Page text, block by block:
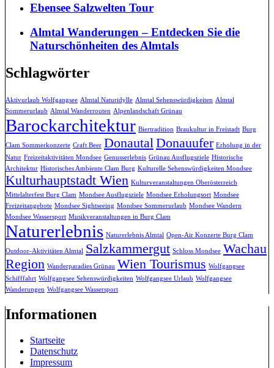
Ebensee Salzwelten Tour
Almtal Wanderungen – Entdecken Sie die
Naturschönheiten des Almtals
Schlagwörter
Aktivurlaub Wolfgangsee Almtal Naturidylle Almtal Sehenswürdigkeiten Almtal
Sommerurlaub Almtal Wanderrouten Alpenlandschaft Grünau
Barockarchitektur Biertradition Braukultur in Freistadt Burg
Clam Sommerkonzerte Craft Beer DonautalDonauufer Erholung in der
Natur Freizeitaktivitäten Mondsee Genusserlebnis Grünau Ausflugsziele Historische
Architektur Historisches Ambiente Clam Burg Kulturelle Sehenswürdigkeiten Mondsee
Kulturhauptstadt Wien Kulturveranstaltungen Oberösterreich
Mittelalterfest Burg Clam Mondsee Ausflugsziele Mondsee Erholungsort Mondsee
Freizeitangebote Mondsee Sightseeing Mondsee Sommerurlaub Mondsee Wandern
Mondsee Wassersport Musikveranstaltungen in Burg Clam
Naturerlebnis Naturerlebnis Almtal Open-Air Konzerte Burg Clam
Outdoor-Aktivitäten Almtal Salzkammergut Schloss Mondsee Wachau
Region Wanderparadies Grünau Wien Tourismus Wolfgangsee
Schifffahrt Wolfgangsee Sehenswürdigkeiten Wolfgangsee Urlaub Wolfgangsee
Wanderungen Wolfgangsee Wassersport
Informationen
Startseite
Datenschutz
Impressum